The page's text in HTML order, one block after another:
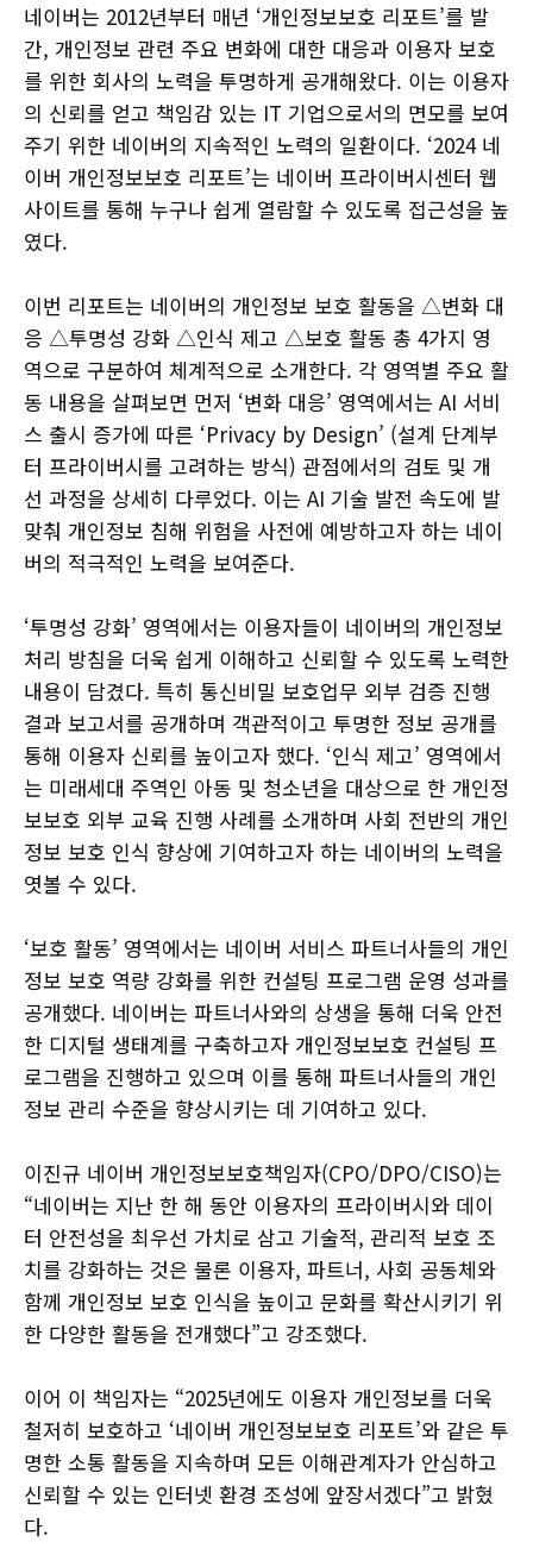
네이버는 2012년부터 매년 ‘개인정보보호 리포트’를 발
간, 개인정보 관련 주요 변화에 대한 대응과 이용자 보호
를 위한 회사의 노력을 투명하게 공개해왔다. 이는 이용자
의 신뢰를 얻고 책임감 있는 IT 기업으로서의 면모를 보여
주기 위한 네이버의 지속적인 노력의 일환이다. ‘2024 네
이버 개인정보보호 리포트’는 네이버 프라이버시센터 웹
사이트를 통해 누구나 쉽게 열람할 수 있도록 접근성을 높
였다.
이번 리포트는 네이버의 개인정보 보호 활동을 △변화 대
응 △투명성 강화 △인식 제고 △보호 활동 총 4가지 영
역으로 구분하여 체계적으로 소개한다. 각 영역별 주요 활
동 내용을 살펴보면 먼저 ‘변화 대응’ 영역에서는 AI 서비
스 출시 증가에 따른 ‘Privacy by Design’ (설계 단계부
터 프라이버시를 고려하는 방식) 관점에서의 검토 및 개
선 과정을 상세히 다루었다. 이는 AI 기술 발전 속도에 발
맞춰 개인정보 침해 위험을 사전에 예방하고자 하는 네이
버의 적극적인 노력을 보여준다.
‘투명성 강화’ 영역에서는 이용자들이 네이버의 개인정보
처리 방침을 더욱 쉽게 이해하고 신뢰할 수 있도록 노력한
내용이 담겼다. 특히 통신비밀 보호업무 외부 검증 진행
결과 보고서를 공개하며 객관적이고 투명한 정보 공개를
통해 이용자 신뢰를 높이고자 했다. ‘인식 제고’ 영역에서
는 미래세대 주역인 아동 및 청소년을 대상으로 한 개인정
보보호 외부 교육 진행 사례를 소개하며 사회 전반의 개인
정보 보호 인식 향상에 기여하고자 하는 네이버의 노력을
엿볼 수 있다.
‘보호 활동’ 영역에서는 네이버 서비스 파트너사들의 개인
정보 보호 역량 강화를 위한 컨설팅 프로그램 운영 성과를
공개했다. 네이버는 파트너사와의 상생을 통해 더욱 안전
한 디지털 생태계를 구축하고자 개인정보보호 컨설팅 프
로그램을 진행하고 있으며 이를 통해 파트너사들의 개인
정보 관리 수준을 향상시키는 데 기여하고 있다.
이진규 네이버 개인정보보호책임자(CPO/DPO/CISO)는
“네이버는 지난 한 해 동안 이용자의 프라이버시와 데이
터 안전성을 최우선 가치로 삼고 기술적, 관리적 보호 조
치를 강화하는 것은 물론 이용자, 파트너, 사회 공동체와
함께 개인정보 보호 인식을 높이고 문화를 확산시키기 위
한 다양한 활동을 전개했다”고 강조했다.
이어 이 책임자는 “2025년에도 이용자 개인정보를 더욱
철저히 보호하고 ‘네이버 개인정보보호 리포트’와 같은 투
명한 소통 활동을 지속하며 모든 이해관계자가 안심하고
신뢰할 수 있는 인터넷 환경 조성에 앞장서겠다”고 밝혔
다.